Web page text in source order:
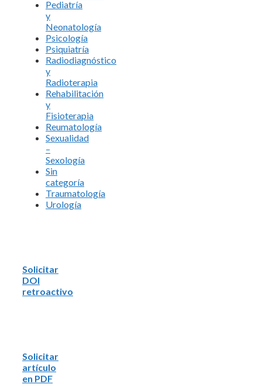
Pediatría
y
Neonatología
Psicología
Psiquiatría
Radiodiagnóstico
y
Radioterapia
Rehabilitación
y
Fisioterapia
Reumatología
Sexualidad
–
Sexología
Sin
categoría
Traumatología
Urología
Solicitar
DOI
retroactivo
Solicitar
artículo
en PDF